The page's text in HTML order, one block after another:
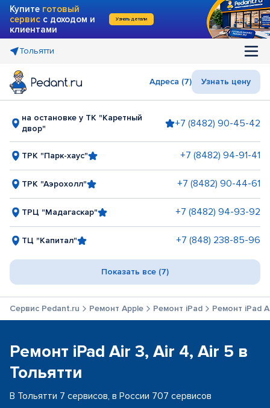
Купите готовый
сервис с доходом и
клиентами
Узнать детали
Тольятти
Адреса (7) Узнать цену
на остановке у ТК "Каретный
двор"
+7 (8482) 90-45-42
ТРК "Парк-хаус" +7 (8482) 94-91-41
ТРК "Аэрохолл" +7 (8482) 90-44-61
ТРЦ "Мадагаскар" +7 (8482) 94-93-92
ТЦ "Капитал" +7 (848) 238-85-96
Показать все (7)
Сервис Pedant.ru Ремонт Apple Ремонт iPad Ремонт iPad
Ремонт iPad Air 3, Air 4, Air 5 в
Тольятти
В Тольятти 7 сервисов, в России 707 сервисов